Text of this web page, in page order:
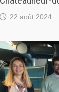
22 août 2024